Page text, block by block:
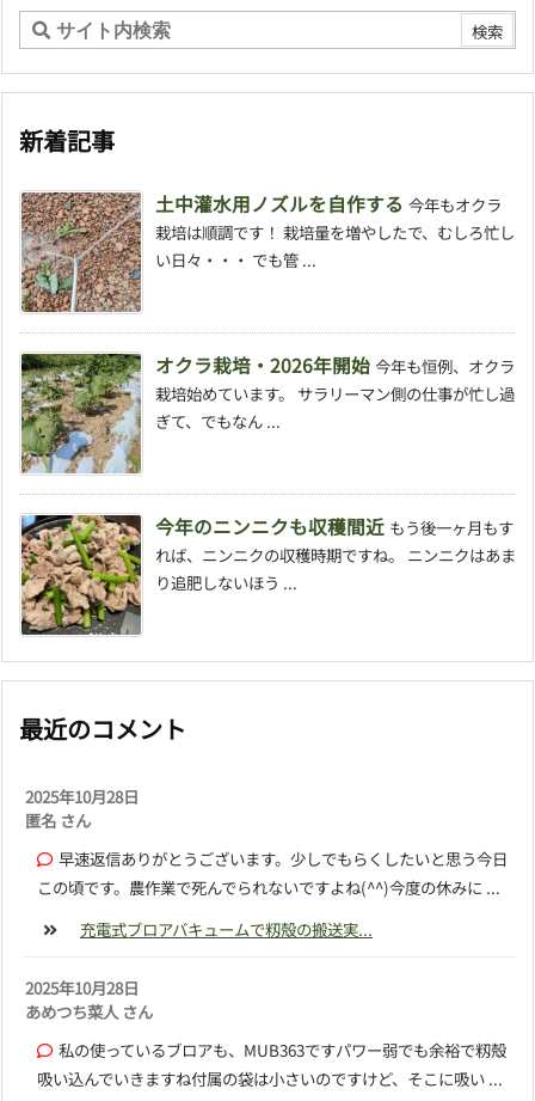
新着記事
土中灌水用ノズルを自作する 今年もオクラ
栽培は順調です！ 栽培量を増やしたで、むしろ忙し
い日々・・・ でも管 ...
オクラ栽培・2026年開始 今年も恒例、オクラ
栽培始めています。 サラリーマン側の仕事が忙し過
ぎて、でもなん ...
今年のニンニクも収穫間近 もう後一ヶ月もす
れば、ニンニクの収穫時期ですね。 ニンニクはあま
り追肥しないほう ...
最近のコメント
2025年10月28日
匿名 さん
早速返信ありがとうございます。少しでもらくしたいと思う今日
この頃です。農作業で死んでられないですよね(^^)今度の休みに ...
充電式ブロアバキュームで籾殻の搬送実...
2025年10月28日
あめつち菜人 さん
私の使っているブロアも、MUB363ですパワー弱でも余裕で籾殻
吸い込んでいきますね付属の袋は小さいのですけど、そこに吸い ...